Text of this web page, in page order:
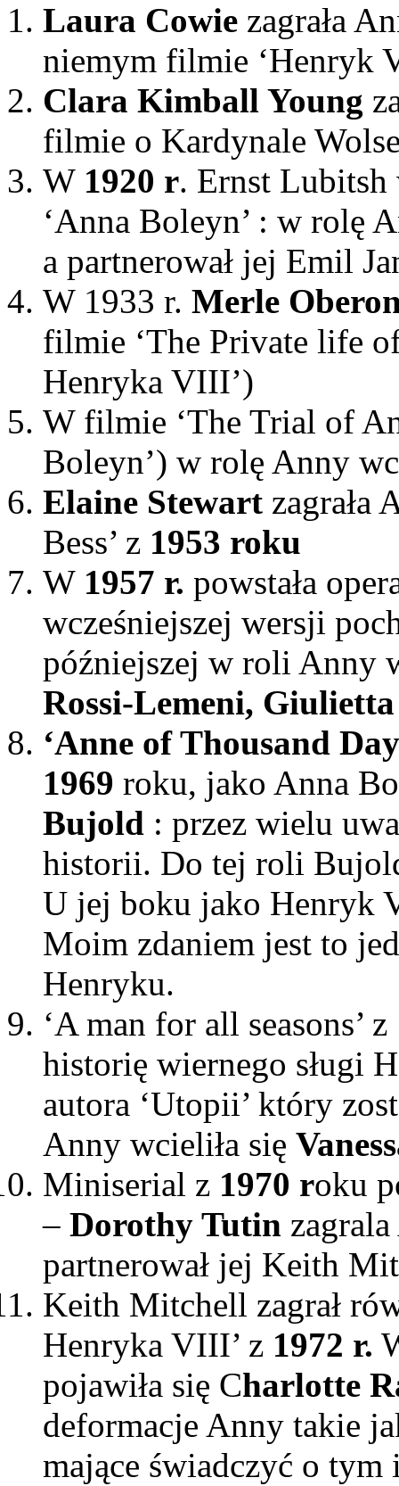
Laura Cowie zagrała
niemym filmie ‘Henryk
Clara Kimball Young
filmie o Kardynale
W 1920 r. Ernst Lubitsh
‘Anna Boleyn’ : w rolę
a partnerował jej Emil
W 1933 r. Merle
filmie ‘The Private life
Henryka VIII’)
W filmie ‘The Trial of
Boleyn’) w rolę Anny
Elaine Stewart zagrała
Bess’ z 1953 roku
W 1957 r. powstała
wcześniejszej wersji
późniejszej w roli Anny
Rossi-Lemeni,
‘Anne of Thousand
1969 roku, jako Anna
Bujold : przez wielu
historii. Do tej roli
U jej boku jako Henryk
Moim zdaniem jest to
Henryku.
‘A man for all seasons’ z
historię wiernego sługi
autora ‘Utopii’ który
Anny wcieliła się
Miniserial z 1970 roku
– Dorothy Tutin
partnerował jej Keith
Keith Mitchell zagrał
Henryka VIII’ z 1972 r.
pojawiła się Charlotte
deformacje Anny takie
mające świadczyć o tym